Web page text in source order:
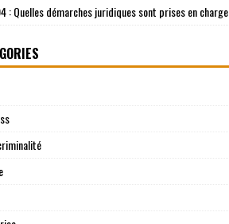
: Quelles démarches juridiques sont prises en charge